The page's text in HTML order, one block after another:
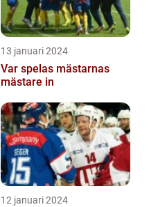
13 januari 2024
Var spelas mästarnas
mästare in
12 januari 2024